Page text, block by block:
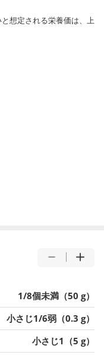
想定される栄養価は、上
1/8個未満（50 g）
小さじ1/6弱（0.3 g）
小さじ1（5 g）